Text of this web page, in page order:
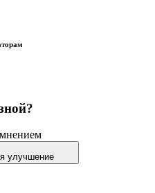
улучшение